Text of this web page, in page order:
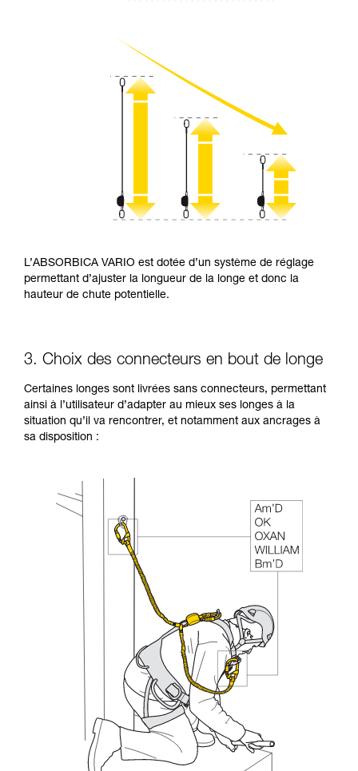
L’ABSORBICA VARIO est dotée d’un système de réglage
permettant d’ajuster la longueur de la longe et donc la
hauteur de chute potentielle.
3. Choix des connecteurs en bout de longe
Certaines longes sont livrées sans connecteurs, permettant
ainsi à l’utilisateur d’adapter au mieux ses longes à la
situation qu’il va rencontrer, et notamment aux ancrages à
sa disposition :